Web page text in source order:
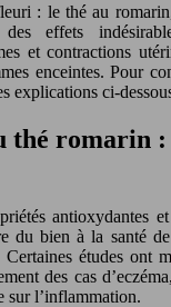
: le thé au
effets
et contractions
enceintes. Pour
explications ci-
thé romarin :
antioxydantes
du bien à la santé
études ont
des cas
sur l’inflammation.